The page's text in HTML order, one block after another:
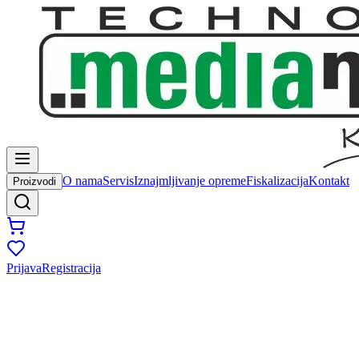
Proizvodi O namaServisIznajmljivanje opremeFiskalizacijaKontakt
PrijavaRegistracija